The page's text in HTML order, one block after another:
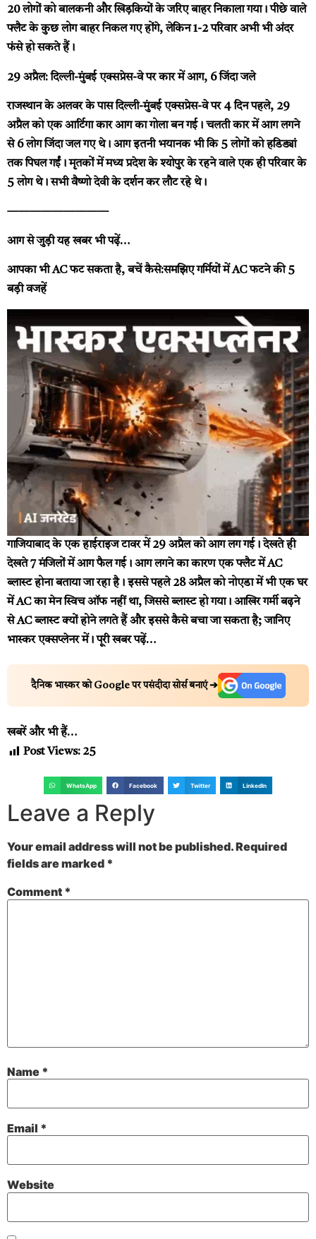
20 लोगों को बालकनी और खिड़कियों के जरिए बाहर निकाला गया। पीछे वाले
फ्लैट के कुछ लोग बाहर निकल गए होंगे, लेकिन 1-2 परिवार अभी भी अंदर
फंसे हो सकते हैं।
29 अप्रैल: दिल्ली-मुंबई एक्सप्रेस-वे पर कार में आग, 6 जिंदा जले
राजस्थान के अलवर के पास दिल्ली-मुंबई एक्सप्रेस-वे पर 4 दिन पहले, 29
अप्रैल को एक आर्टिगा कार आग का गोला बन गई। चलती कार में आग लगने
से 6 लोग जिंदा जल गए थे। आग इतनी भयानक भी कि 5 लोगों को हडिड्यां
तक पिघल गईं। मृतकों में मध्य प्रदेश के श्योपुर के रहने वाले एक ही परिवार के
5 लोग थे। सभी वैष्णो देवी के दर्शन कर लौट रहे थे।
—————————
आग से जुड़ी यह खबर भी पढ़ें…
आपका भी AC फट सकता है, बचें कैसे:समझिए गर्मियों में AC फटने की 5
बड़ी वजहें
गाजियाबाद के एक हाईराइज टावर में 29 अप्रैल को आग लग गई। देखते ही
देखते 7 मंजिलों में आग फैल गई। आग लगने का कारण एक फ्लैट में AC
ब्लास्ट होना बताया जा रहा है। इससे पहले 28 अप्रैल को नोएडा में भी एक घर
में AC का मेन स्विच ऑफ नहीं था, जिससे ब्लास्ट हो गया। आखिर गर्मी बढ़ने
से AC ब्लास्ट क्यों होने लगते हैं और इससे कैसे बचा जा सकता है; जानिए
भास्कर एक्सप्लेनर में।पूरी खबर पढ़ें…
दैनिक भास्कर को Google पर पसंदीदा सोर्स बनाएं ➔
खबरें और भी हैं…
Post Views: 25
WhatsApp Facebook Twitter LinkedIn
Leave a Reply
Your email address will not be published.Required
fields are marked *
Comment *
Name *
Email *
Website